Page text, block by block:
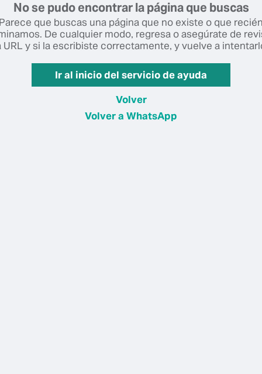
No se pudo encontrar la página que buscas
que buscas una página que no existe o que recién
De cualquier modo, regresa o asegúrate de
URL y si la escribiste correctamente, y vuelve a
Ir al inicio del servicio de ayuda
Volver
Volver a WhatsApp